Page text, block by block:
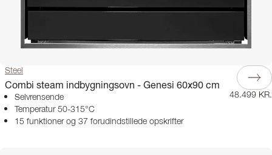
Steel
Combi steam indbygningsovn - Genesi 60x90 cm
Selvrensende
Temperatur 50-315°C
15 funktioner og 37 forudindstillede opskrifter
48.499 KR.